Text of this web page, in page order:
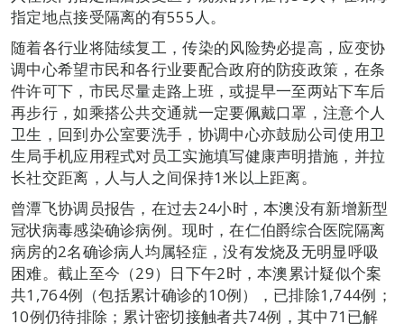
指定地点接受隔离的有555人。
随着各行业将陆续复工，传染的风险势必提高，应变协
调中心希望市民和各行业要配合政府的防疫政策，在条
件许可下，市民尽量走路上班，或提早一至两站下车后
再步行，如乘搭公共交通就一定要佩戴口罩，注意个人
卫生，回到办公室要洗手，协调中心亦鼓励公司使用卫
生局手机应用程式对员工实施填写健康声明措施，并拉
长社交距离，人与人之间保持1米以上距离。
曾潭飞协调员报告，在过去24小时，本澳没有新增新型
冠状病毒感染确诊病例。现时，在仁伯爵综合医院隔离
病房的2名确诊病人均属轻症，没有发烧及无明显呼吸
困难。截止至今（29）日下午2时，本澳累计疑似个案
共1,764例（包括累计确诊的10例），已排除1,744例；
10例仍待排除；累计密切接触者共74例，其中71已解